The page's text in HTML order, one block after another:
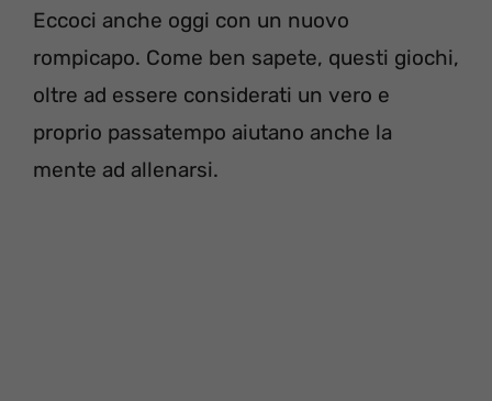
Eccoci anche oggi con un nuovo
rompicapo. Come ben sapete, questi giochi,
oltre ad essere considerati un vero e
proprio passatempo aiutano anche la
mente ad allenarsi.